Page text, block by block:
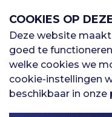
H
o
Sporten
COOKIES OP
Deze website
goed te
welke cookies we
cookie-instellingen
beschikbaar in onze